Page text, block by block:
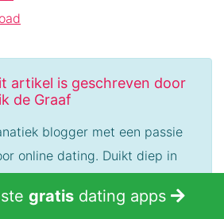
artikel is geschreven door
de Graaf
blogger met een passie
online dating. Duikt diep in
prijzen en
gratisdating apps